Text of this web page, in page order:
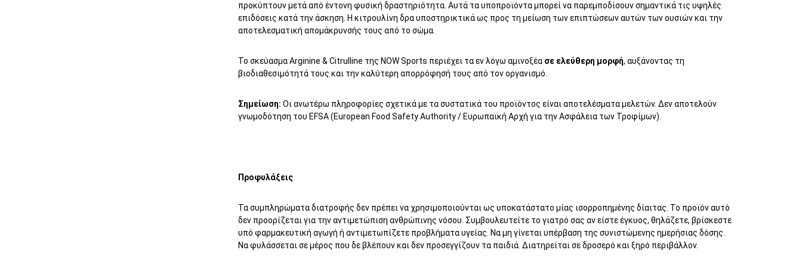
προκύπτουν μετά από έντονη φυσική δραστηριότητα. Αυτά τα υποπροϊόντα μπορεί να παρεμποδίσουν σημαντικά τις υψηλές
επιδόσεις κατά την άσκηση. Η κιτρουλίνη δρα υποστηρικτικά ως προς τη μείωση των επιπτώσεων αυτών των ουσιών και την
αποτελεσματική απομάκρυνσής τους από το σώμα.
Το σκεύασμα Arginine & Citrulline της NOW Sports περιέχει τα εν λόγω αμινοξέα σε ελεύθερη μορφή, αυξάνοντας τη
βιοδιαθεσιμότητά τους και την καλύτερη απορρόφησή τους από τον οργανισμό.
Σημείωση: Οι ανωτέρω πληροφορίες σχετικά με τα συστατικά του προϊόντος είναι αποτελέσματα μελετών. Δεν αποτελούν
γνωμοδότηση του EFSA (European Food Safety Authority / Ευρωπαϊκή Αρχή για την Ασφάλεια των Τροφίμων).
Προφυλάξεις
Τα συμπληρώματα διατροφής δεν πρέπει να χρησιμοποιούνται ως υποκατάστατο μίας ισορροπημένης δίαιτας. Το προϊόν αυτό
δεν προορίζεται για την αντιμετώπιση ανθρώπινης νόσου. Συμβουλευτείτε το γιατρό σας αν είστε έγκυος, θηλάζετε, βρίσκεστε
υπό φαρμακευτική αγωγή ή αντιμετωπίζετε προβλήματα υγείας. Να μη γίνεται υπέρβαση της συνιστώμενης ημερήσιας δόσης.
Να φυλάσσεται σε μέρος που δε βλέπουν και δεν προσεγγίζουν τα παιδιά. Διατηρείται σε δροσερό και ξηρό περιβάλλον.